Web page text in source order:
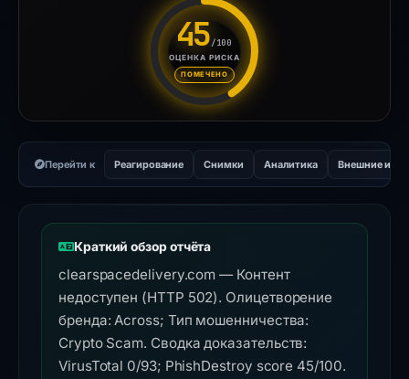
45/100
ОЦЕНКА РИСКА
ПОМЕЧЕНО
Оценка риска: 45 из 100.
Перейти к Реагирование Снимки Аналитика Внешние
Краткий обзор отчёта
clearspacedelivery.com — Контент
недоступен (HTTP 502). Олицетворение
бренда: Across; Тип мошенничества:
Crypto Scam. Сводка доказательств:
VirusTotal 0/93; PhishDestroy score 45/100.